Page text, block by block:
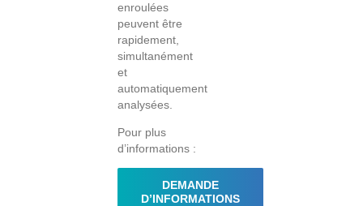
enroulées
peuvent être
rapidement,
simultanément
et
automatiquement
analysées.
Pour plus
d’informations :
DEMANDE
D’INFORMATIONS